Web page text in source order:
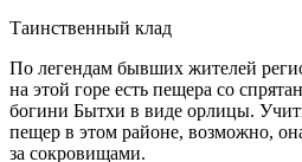
Таинственный клад
По легендам бывших жителей
на этой горе есть пещера со
богини Бытхи в виде орлицы.
пещер в этом районе, возможно,
за сокровищами.